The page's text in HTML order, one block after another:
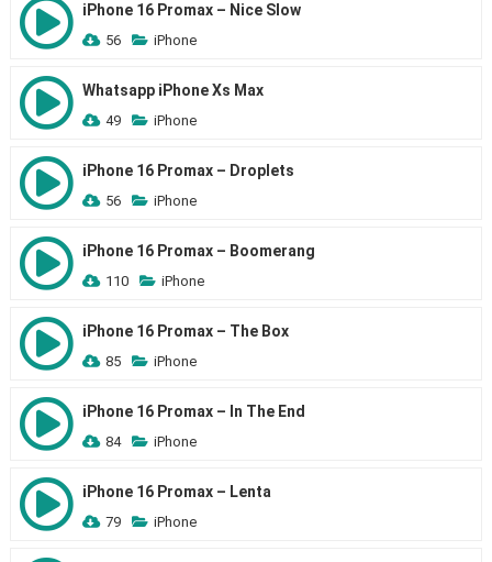
iPhone 16 Promax – Nice Slow
56 iPhone
Whatsapp iPhone Xs Max
49 iPhone
iPhone 16 Promax – Droplets
56 iPhone
iPhone 16 Promax – Boomerang
110 iPhone
iPhone 16 Promax – The Box
85 iPhone
iPhone 16 Promax – In The End
84 iPhone
iPhone 16 Promax – Lenta
79 iPhone